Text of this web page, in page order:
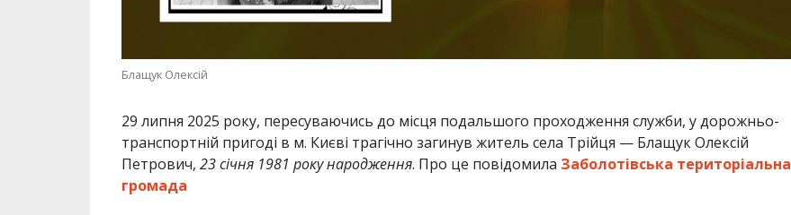
Блащук Олексій
29 липня 2025 року, пересуваючись до місця подальшого проходження служби, у дорожньо-
транспортній пригоді в м. Києві трагічно загинув житель села Трійця — Блащук Олексій
Петрович, 23 січня 1981 року народження. Про це повідомила Заболотівська територіальна
громада